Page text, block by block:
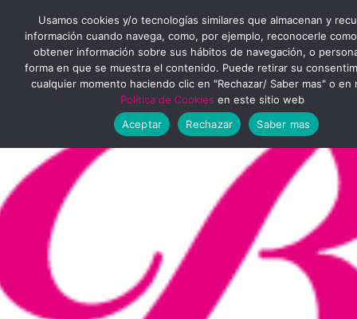
contenido
MENÚ
PRINCIPAL
Usamos cookies y/o tecnologías similares que almacenan y
información cuando navega, como, por ejemplo, reconocerle
obtener información sobre sus hábitos de navegación, o
forma en que se muestra el contenido. Puede retirar su
cualquier momento haciendo clic en "Rechazar/ Saber mas" o en
Política de Cookies en este sitio web
Aceptar
Rechazar Saber mas